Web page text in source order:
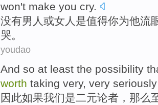
won't make you cry.
没有男人 或女人 是值得你为他流
哭。
youdao
And so at least the possibility
worth taking very, very seriously
因此如果我们是二元论者 ， 那么